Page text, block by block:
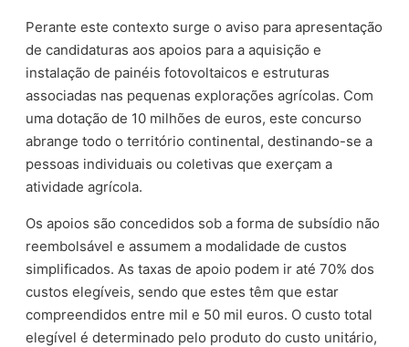
Perante este contexto surge o aviso para apresentação
de candidaturas aos apoios para a aquisição e
instalação de painéis fotovoltaicos e estruturas
associadas nas pequenas explorações agrícolas. Com
uma dotação de 10 milhões de euros, este concurso
abrange todo o território continental, destinando-se a
pessoas individuais ou coletivas que exerçam a
atividade agrícola.
Os apoios são concedidos sob a forma de subsídio não
reembolsável e assumem a modalidade de custos
simplificados. As taxas de apoio podem ir até 70% dos
custos elegíveis, sendo que estes têm que estar
compreendidos entre mil e 50 mil euros. O custo total
elegível é determinado pelo produto do custo unitário,